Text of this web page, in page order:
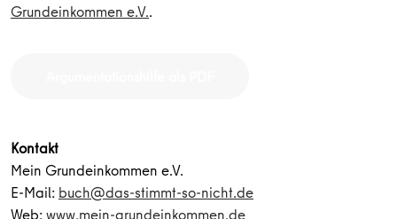
Grundeinkommen e.V..
Kontakt
Mein Grundeinkommen e.V.
E-Mail: buch@das-stimmt-so-nicht.de
Web:www.mein-grundeinkommen.de